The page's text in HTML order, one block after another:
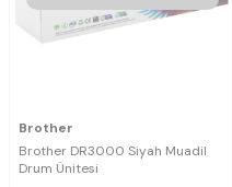
Brother
Brother DR3000 Siyah Muadil
Drum Ünitesi